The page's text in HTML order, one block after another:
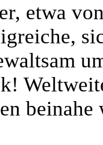
etwa